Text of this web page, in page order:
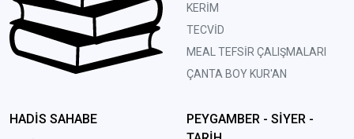
KERİM
TECVİD
MEAL TEFSİR ÇALIŞMALARI
ÇANTA BOY KUR'AN
HADİS SAHABE
PEYGAMBER - SİYER -